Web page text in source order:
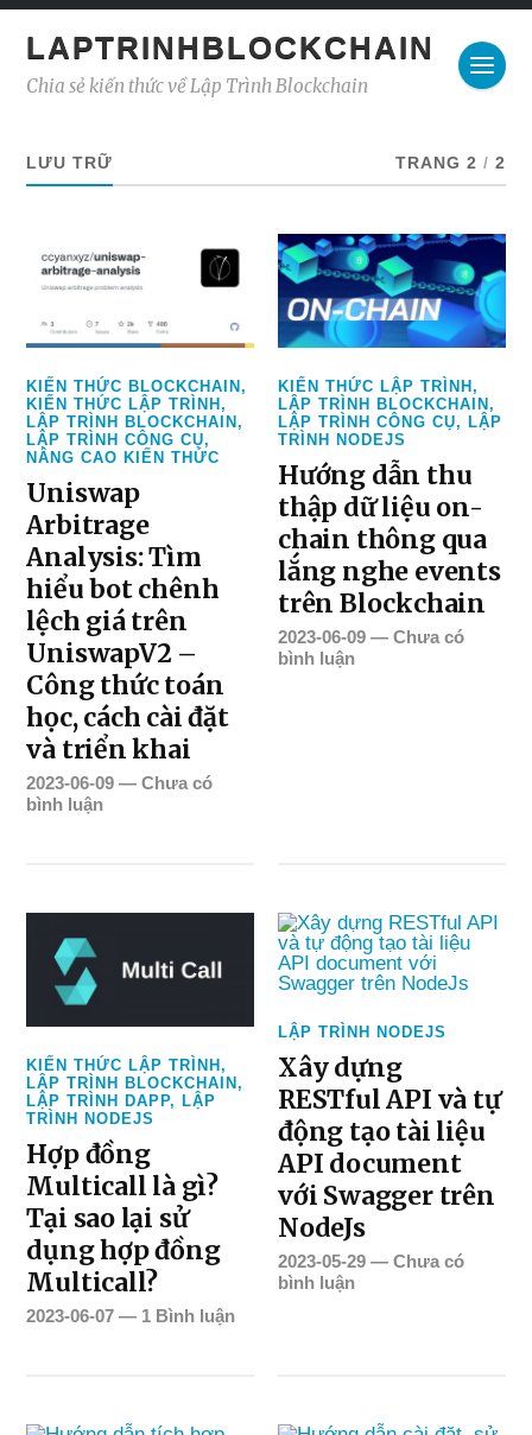
LAPTRINHBLOCKCHAIN
Chia sẻ kiến thức về Lập Trình Blockchain
LƯU TRỮ TRANG 2 / 2
KIẾN THỨC BLOCKCHAIN,
KIẾN THỨC LẬP TRÌNH,
LẬP TRÌNH BLOCKCHAIN,
LẬP TRÌNH CÔNG CỤ,
NÂNG CAO KIẾN THỨC
Uniswap
Arbitrage
Analysis: Tìm
hiểu bot chênh
lệch giá trên
UniswapV2 –
Công thức toán
học, cách cài đặt
và triển khai
2023-06-09 —Chưa có
bình luận
KIẾN THỨC LẬP TRÌNH,
LẬP TRÌNH BLOCKCHAIN,
LẬP TRÌNH CÔNG CỤ, LẬP
TRÌNH NODEJS
Hướng dẫn thu
thập dữ liệu on-
chain thông qua
lắng nghe events
trên Blockchain
2023-06-09 —Chưa có
bình luận
KIẾN THỨC LẬP TRÌNH,
LẬP TRÌNH BLOCKCHAIN,
LẬP TRÌNH DAPP,LẬP
TRÌNH NODEJS
Hợp đồng
Multicall là gì?
Tại sao lại sử
dụng hợp đồng
Multicall?
2023-06-07 — 1 Bình luận
LẬP TRÌNH NODEJS
Xây dựng
RESTful API và tự
động tạo tài liệu
API document
với Swagger trên
NodeJs
2023-05-29 —Chưa có
bình luận